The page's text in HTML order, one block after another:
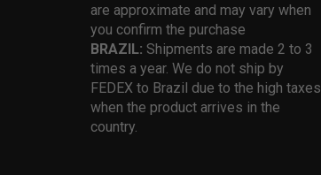
are approximate and may vary when
you confirm the purchase
BRAZIL: Shipments are made 2 to 3
times a year. We do not ship by
FEDEX to Brazil due to the high taxes
when the product arrives in the
country.